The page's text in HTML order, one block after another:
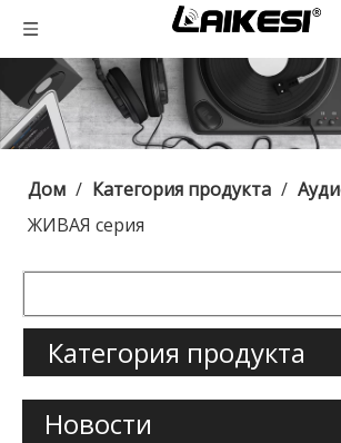
Дом / Категория продукта /
ЖИВАЯ серия
Категория продукта
Новости